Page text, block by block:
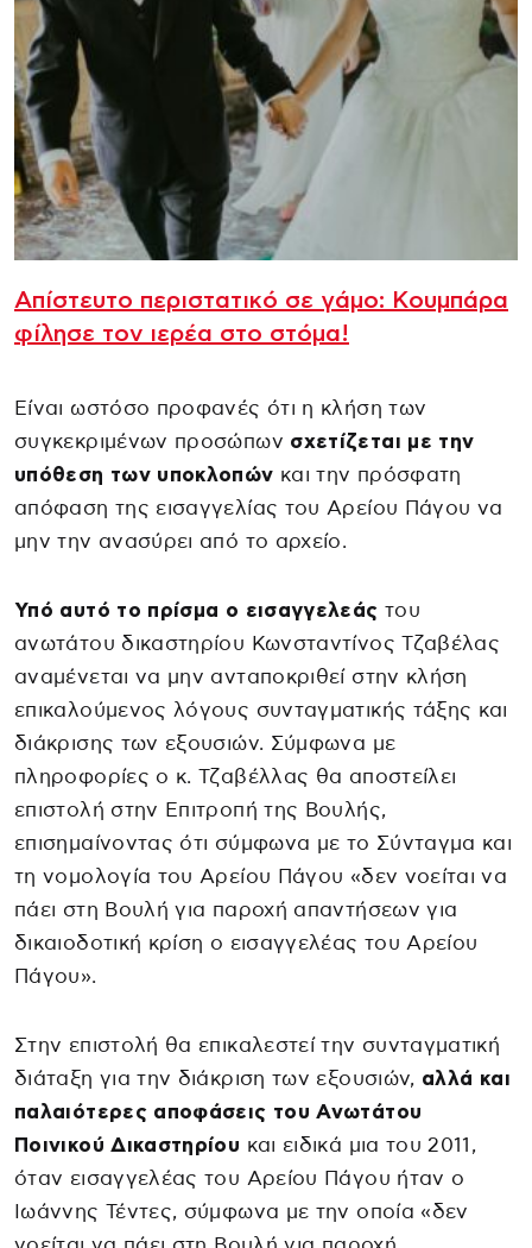
Απίστευτο περιστατικό σε γάμο: Kουμπάρα
φίλησε τον ιερέα στο στόμα!
Είναι ωστόσο προφανές ότι η κλήση των
συγκεκριμένων προσώπων σχετίζεται με την
υπόθεση των υποκλοπών και την πρόσφατη
απόφαση της εισαγγελίας του Αρείου Πάγου να
μην την ανασύρει από το αρχείο.
Υπό αυτό το πρίσμα ο εισαγγελεάς του
ανωτάτου δικαστηρίου Κωνσταντίνος Τζαβέλας
αναμένεται να μην ανταποκριθεί στην κλήση
επικαλούμενος λόγους συνταγματικής τάξης και
διάκρισης των εξουσιών. Σύμφωνα με
πληροφορίες ο κ. Τζαβέλλας θα αποστείλει
επιστολή στην Επιτροπή της Βουλής,
επισημαίνοντας ότι σύμφωνα με το Σύνταγμα και
τη νομολογία του Αρείου Πάγου «δεν νοείται να
πάει στη Βουλή για παροχή απαντήσεων για
δικαιοδοτική κρίση ο εισαγγελέας του Αρείου
Πάγου».
Στην επιστολή θα επικαλεστεί την συνταγματική
διάταξη για την διάκριση των εξουσιών, αλλά και
παλαιότερες αποφάσεις του Ανωτάτου
Ποινικού Δικαστηρίου και ειδικά μια του 2011,
όταν εισαγγελέας του Αρείου Πάγου ήταν ο
Ιωάννης Τέντες, σύμφωνα με την οποία «δεν